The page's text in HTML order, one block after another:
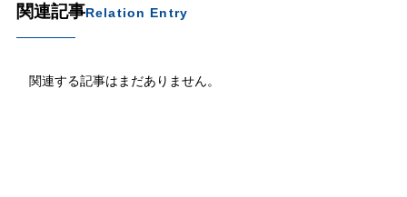
関連記事Relation Entry
関連する記事はまだありません。